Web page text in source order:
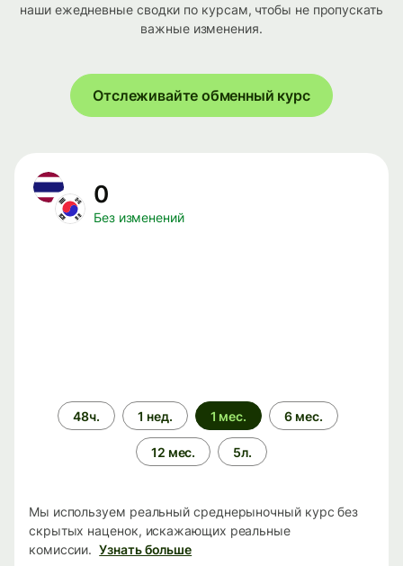
наши ежедневные сводки по курсам, чтобы не пропускать
важные изменения.
Отслеживайте обменный курс
0
Без изменений
Период
времени
48ч. 1 нед. 1 мес. 6 мес.
12 мес. 5л.
Мы используем реальный среднерыночный курс без
скрытых наценок, искажающих реальные
комиссии. Узнать больше